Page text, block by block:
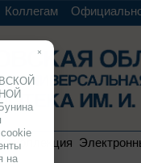
Коллегам
коллекция
×
на